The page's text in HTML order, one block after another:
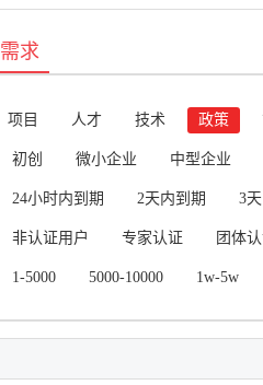
需求
项目 人才 技术 政策
初创 微小企业 中型企业
24小时内到期 2天内到期 3
非认证用户 专家认证 团体
1-5000 5000-10000 1w-5w